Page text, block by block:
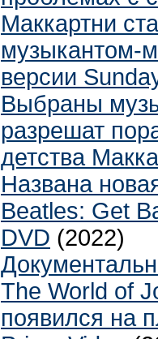
Маккартни
музыкантом-
версии
Выбраны
разрешат
детства
Названа
Beatles: Get
DVD (2022)
The World of
появился на